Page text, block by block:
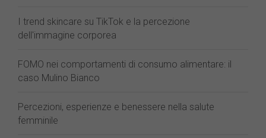
I trend skincare su TikTok e la percezione
dell'immagine corporea
FOMO nei comportamenti di consumo alimentare: il
caso Mulino Bianco
Percezioni, esperienze e benessere nella salute
femminile